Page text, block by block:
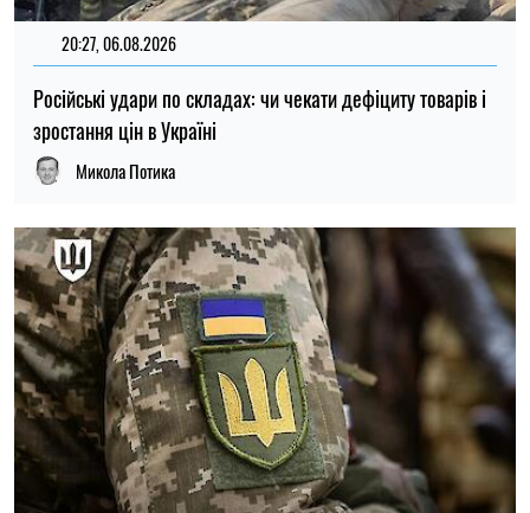
15:59, 06.08.2026
Новий контракт у війську: Міноборони пояснило правила
розрахунку майбутньої відстрочки
Ірина Де Люсто